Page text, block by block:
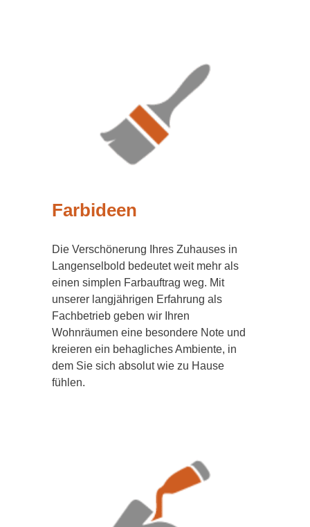
Farbideen
Die Verschönerung Ihres Zuhauses in
Langenselbold bedeutet weit mehr als
einen simplen Farbauftrag weg. Mit
unserer langjährigen Erfahrung als
Fachbetrieb geben wir Ihren
Wohnräumen eine besondere Note und
kreieren ein behagliches Ambiente, in
dem Sie sich absolut wie zu Hause
fühlen.